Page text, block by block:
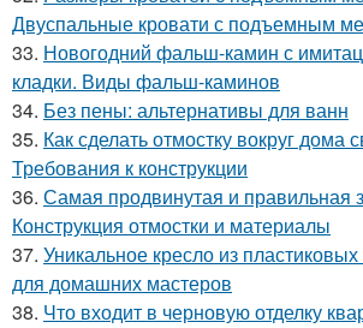
Двуспальные кровати с подъемным
33. Новогодний фальш-камин с
кладки. Виды фальш-каминов
34. Без пены: альтернативы для ванн
35. Как сделать отмостку вокруг дома
Требования к конструкции
36. Самая продвинутая и правильная
Конструкция отмостки и материалы
37. Уникальное кресло из
для домашних мастеров
38. Что входит в черновую отделку